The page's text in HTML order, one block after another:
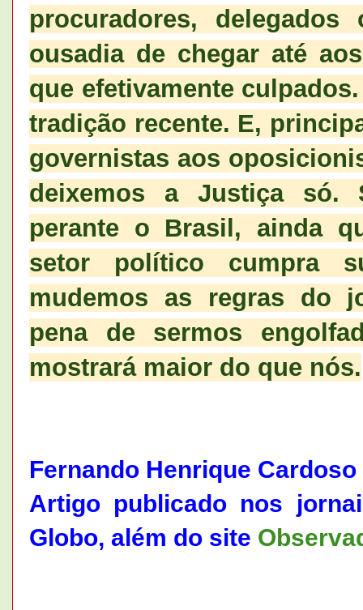
procuradores,
ousadia de chegar até
que efetivamente
tradição recente. E,
governistas aos
deixemos a Justiça só.
perante o Brasil, ainda
setor político cumpra
mudemos as regras do
pena de sermos
mostrará maior do que nós.
Fernando Henrique
Artigo publicado nos
Globo, além do site